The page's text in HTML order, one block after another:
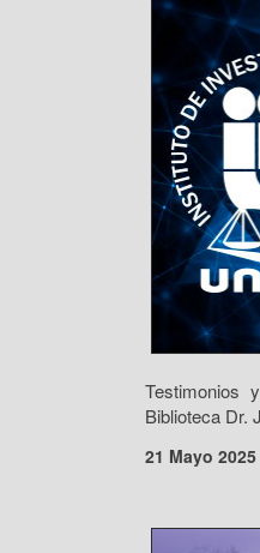
Testimonios
Biblioteca Dr.
21 Mayo 2025